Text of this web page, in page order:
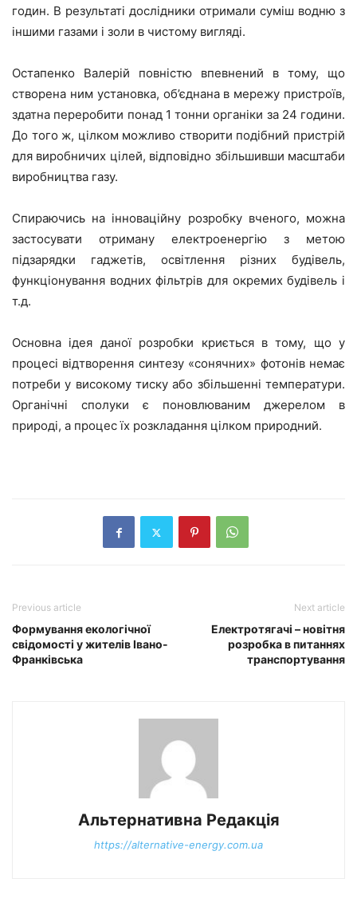
годин. В результаті дослідники отримали суміш водню з
іншими газами і золи в чистому вигляді.
Остапенко Валерій повністю впевнений в тому, що
створена ним установка, об’єднана в мережу пристроїв,
здатна переробити понад 1 тонни органіки за 24 години.
До того ж, цілком можливо створити подібний пристрій
для виробничих цілей, відповідно збільшивши масштаби
виробництва газу.
Спираючись на інноваційну розробку вченого, можна
застосувати отриману електроенергію з метою
підзарядки гаджетів, освітлення різних будівель,
функціонування водних фільтрів для окремих будівель і
т.д.
Основна ідея даної розробки криється в тому, що у
процесі відтворення синтезу «сонячних» фотонів немає
потреби у високому тиску або збільшенні температури.
Органічні сполуки є поновлюваним джерелом в
природі, а процес їх розкладання цілком природний.
Previous article
Формування екологічної
свідомості у жителів Івано-
Франківська
Next article
Електротягачі – новітня
розробка в питаннях
транспортування
Альтернативна Редакція
https://alternative-energy.com.ua